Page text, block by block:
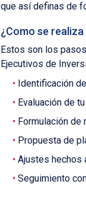
que así definas de
¿Como se
Estos son los
Ejecutivos de
Identificación
Evaluación de
Formulación de
Propuesta de
Ajustes hechos
Seguimiento